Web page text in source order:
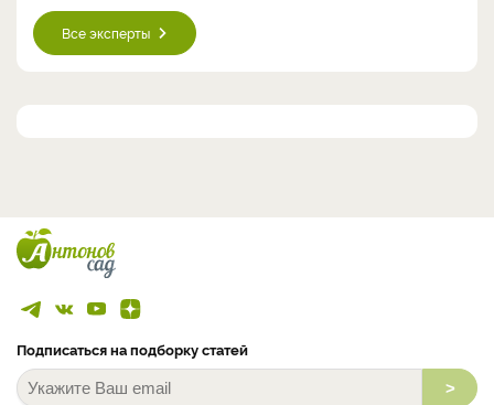
Все эксперты
Подписаться на подборку статей
>